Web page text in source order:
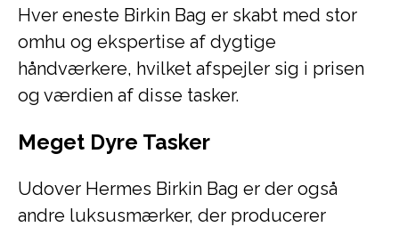
Hver eneste Birkin Bag er skabt med stor
omhu og ekspertise af dygtige
håndværkere, hvilket afspejler sig i prisen
og værdien af disse tasker.
Meget Dyre Tasker
Udover Hermes Birkin Bag er der også
andre luksusmærker, der producerer